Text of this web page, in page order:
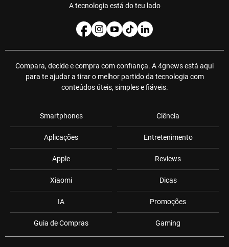
A tecnologia está do teu lado
Compara, decide e compra com confiança. A 4gnews está aqui
para te ajudar a tirar o melhor partido da tecnologia com
conteúdos úteis, simples e fiáveis.
Smartphones
Aplicações
Apple
Xiaomi
IA
Guia de Compras
Ciência
Entretenimento
Reviews
Dicas
Promoções
Gaming